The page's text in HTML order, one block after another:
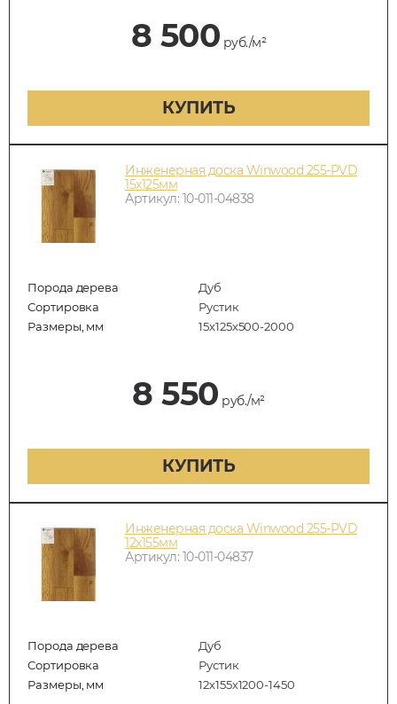
8 500 руб./м²
КУПИТЬ
Инженерная доска Winwood 255-PVD
15х125мм
Артикул: 10-011-04838
Порода дерева
Дуб
Сортировка
Рустик
Размеры, мм
15х125х500-2000
8 550 руб./м²
КУПИТЬ
Инженерная доска Winwood 255-PVD
12х155мм
Артикул: 10-011-04837
Порода дерева
Дуб
Сортировка
Рустик
Размеры, мм
12х155х1200-1450